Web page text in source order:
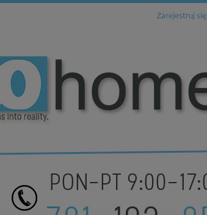
Zarejestruj się